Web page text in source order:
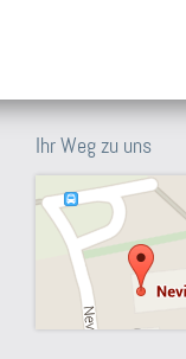
Ihr Weg zu uns